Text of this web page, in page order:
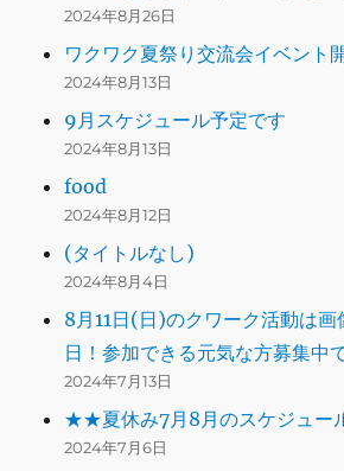
2024年8月26日
ワクワク夏祭り交流会イベント
2024年8月13日
9月スケジュール予定です
2024年8月13日
food
2024年8月12日
(タイトルなし)
2024年8月4日
8月11日(日)のクワーク活動は画
日！参加できる元気な方募集中
2024年7月13日
★★夏休み7月8月のスケジュー
2024年7月6日